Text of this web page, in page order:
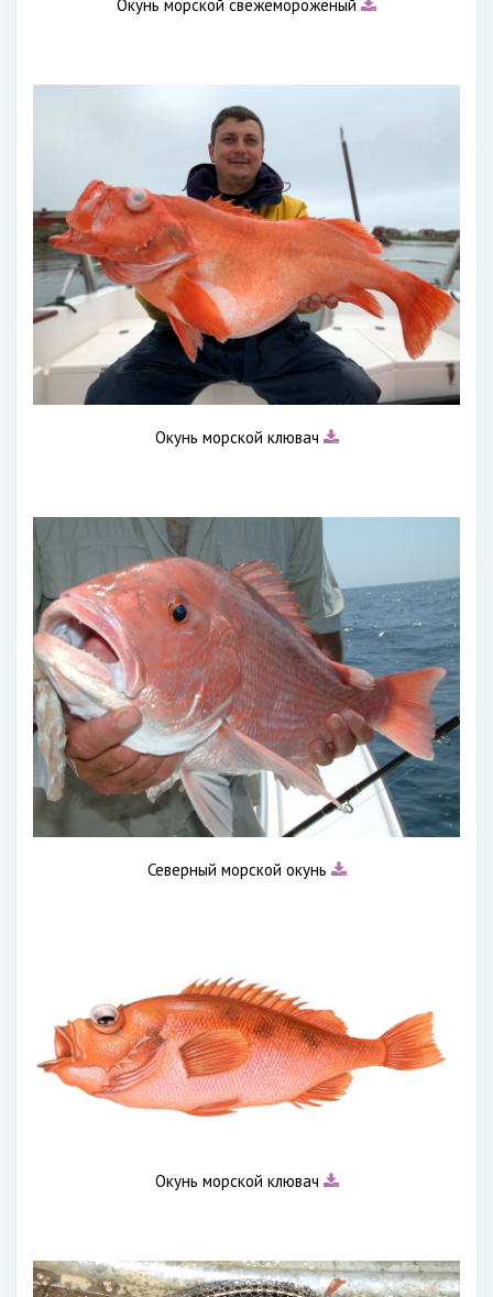
Окунь морской свежемороженый
Окунь морской клювач
Северный морской окунь
Окунь морской клювач